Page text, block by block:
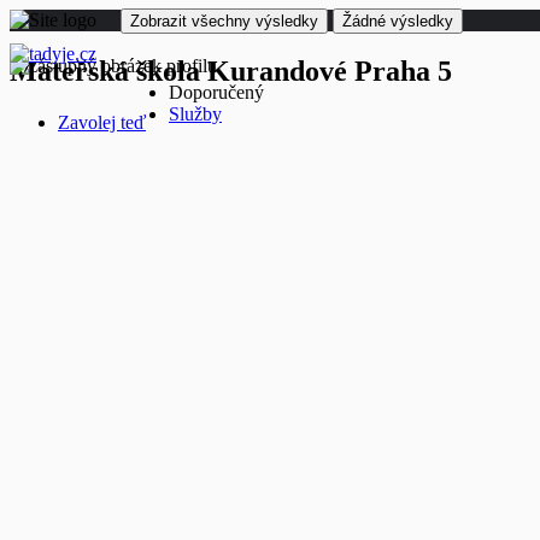
Zobrazit všechny výsledky Žádné výsledky
Doporučený
Služby
Mateřská škola Kurandové Praha 5
Zavolej teď